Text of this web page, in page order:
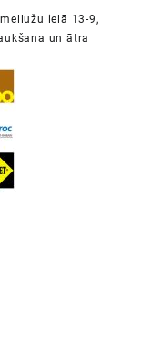
ielā 13-9,
un ātra